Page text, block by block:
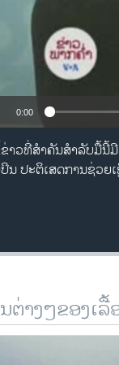
0:00
າວ​ທີ່​ສຳ​ຄັນ​ສຳ​ລັບ​ມື້ນີ້​
ນ ປະ​ຕິ​ເສດ​ການ​ຊ່ວຍ​
ຕ່າງໆຂອງເລື້